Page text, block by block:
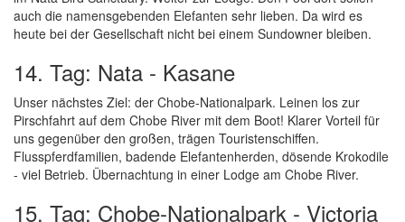
auch die namensgebenden Elefanten sehr lieben. Da wird es
heute bei der Gesellschaft nicht bei einem Sundowner bleiben.
14. Tag: Nata - Kasane
Unser nächstes Ziel: der Chobe-Nationalpark. Leinen los zur
Pirschfahrt auf dem Chobe River mit dem Boot! Klarer Vorteil für
uns gegenüber den großen, trägen Touristenschiffen.
Flusspferdfamilien, badende Elefantenherden, dösende Krokodile
- viel Betrieb. Übernachtung in einer Lodge am Chobe River.
15. Tag: Chobe-Nationalpark - Victoria